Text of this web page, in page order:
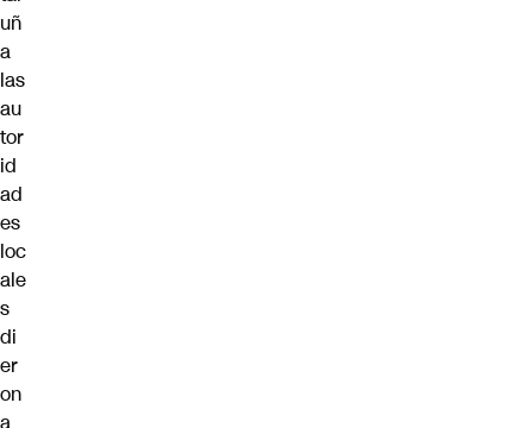
uñ
a
las
au
tor
id
ad
es
loc
ale
s
di
er
on
a